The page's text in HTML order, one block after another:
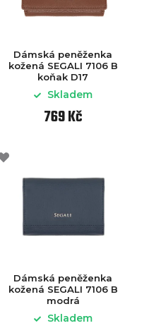
Dámská peněženka
kožená SEGALI 7106 B
koňak D17
Skladem
769 Kč
Dámská peněženka
kožená SEGALI 7106 B
modrá
Skladem